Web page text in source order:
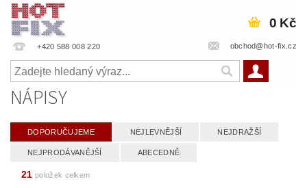
+420 588 008 220 obchod@hot-fix.cz
0 Kč
NÁPISY
DOPORUČUJEME NEJLEVNĚJŠÍ NEJDRAŽŠÍ
NEJPRODÁVANĚJŠÍ ABECEDNĚ
21 položek celkem